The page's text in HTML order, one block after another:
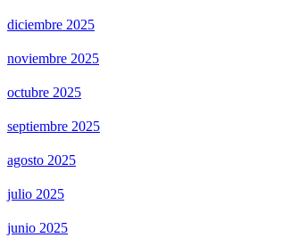
diciembre 2025
noviembre 2025
octubre 2025
septiembre 2025
agosto 2025
julio 2025
junio 2025